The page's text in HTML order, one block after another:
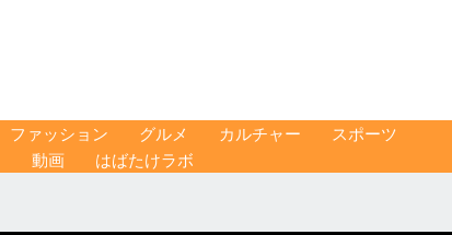
ファッション グルメ カルチャー
スポーツ
動画 はばたけラボ